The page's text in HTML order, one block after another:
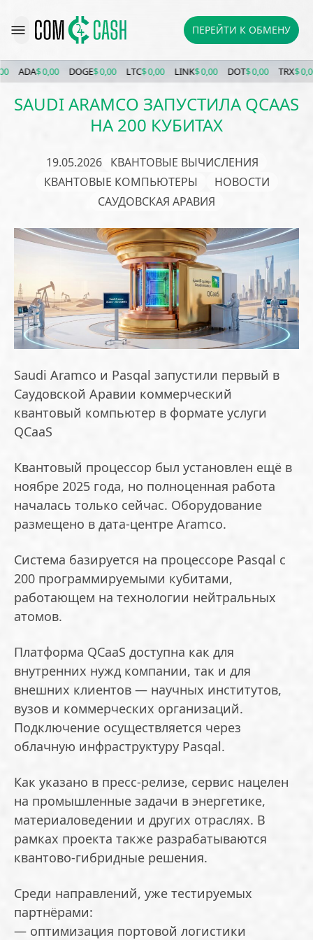
ПЕРЕЙТИ К ОБМЕНУ
$ 0,00 DOGE$ 0,00 LTC $ 0,00 LINK$ 0,00 DOT $ 0,00 TRX $ 0,00
SAUDI ARAMCO ЗАПУСТИЛА QCAAS
НА 200 КУБИТАХ
19.05.2026 КВАНТОВЫЕ ВЫЧИСЛЕНИЯ
КВАНТОВЫЕ КОМПЬЮТЕРЫ
НОВОСТИ
САУДОВСКАЯ АРАВИЯ
Saudi Aramco и Pasqal запустили первый в
Саудовской Аравии коммерческий
квантовый компьютер в формате услуги
QCaaS
Квантовый процессор был установлен ещё в
ноябре 2025 года, но полноценная работа
началась только сейчас. Оборудование
размещено в дата-центре Aramco.
Система базируется на процессоре Pasqal с
200 программируемыми кубитами,
работающем на технологии нейтральных
атомов.
Платформа QCaaS доступна как для
внутренних нужд компании, так и для
внешних клиентов — научных институтов,
вузов и коммерческих организаций.
Подключение осуществляется через
облачную инфраструктуру Pasqal.
Как указано в пресс-релизе, сервис нацелен
на промышленные задачи в энергетике,
материаловедении и других отраслях. В
рамках проекта также разрабатываются
квантово-гибридные решения.
Среди направлений, уже тестируемых
партнёрами:
— оптимизация портовой логистики